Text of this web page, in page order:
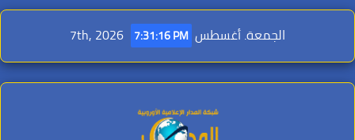
Skip
content
الجمعة. أغسطس 7th, 2026 7:31:17 PM